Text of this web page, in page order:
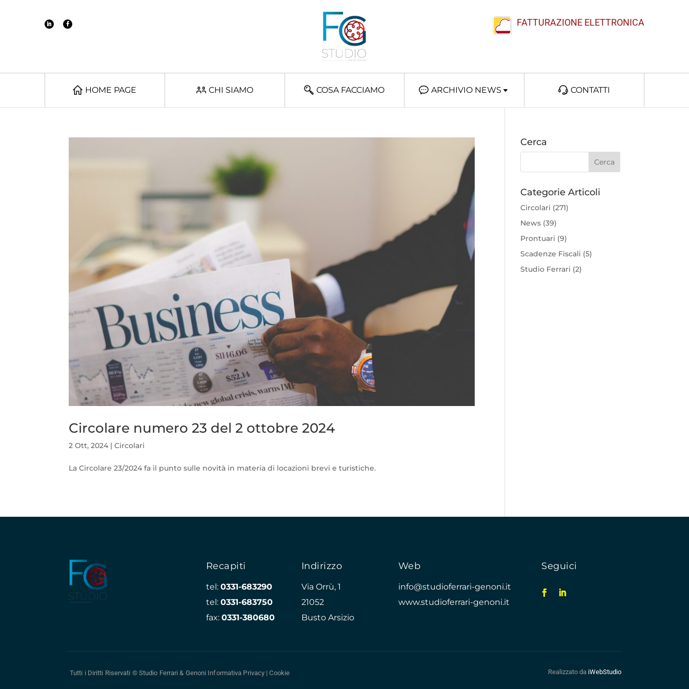
FATTURAZIONE ELETTRONICA
HOME PAGE CHI SIAMO COSA FACCIAMO ARCHIVIO NEWS CONTATTI
Circolare numero 23 del 2 ottobre 2024
2 Ott, 2024 |Circolari
La Circolare 23/2024 fa il punto sulle novità in materia di locazioni brevi e turistiche.
Cerca
Categorie Articoli
Circolari (271)
News (39)
Prontuari (9)
Scadenze Fiscali (5)
Studio Ferrari (2)
Recapiti
tel: 0331-683290
tel: 0331-683750
fax: 0331-380680
Indirizzo
Via Orrù, 1
21052
Busto Arsizio
Web
info@studioferrari-genoni.it
www.studioferrari-genoni.it
Seguici
Tutti i Diritti Riservati © Studio Ferrari & Genoni Informativa Privacy |Cookie Realizzato da iWebStudio